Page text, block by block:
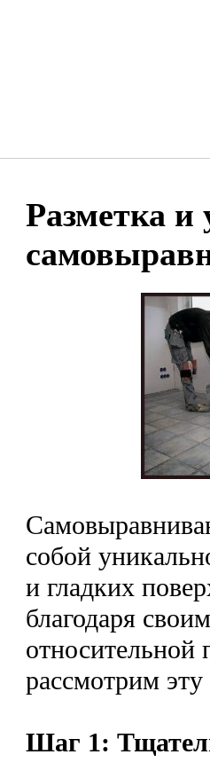
Разметка и
собой
и гладких
благодаря
относительной
рассмотрим
Шаг 1: